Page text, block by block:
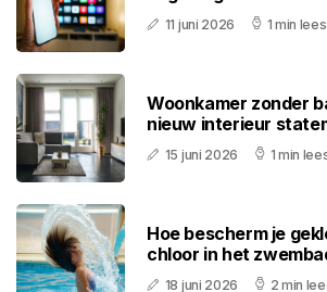
11 juni 2026 1 min
Woonkamer zonder
nieuw interieur
15 juni 2026 1 min
Hoe bescherm je
chloor in het
18 juni 2026 2 min